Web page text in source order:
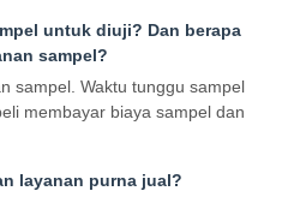
untuk diuji? Dan berapa
sampel?
sampel. Waktu tunggu sampel
membayar biaya sampel dan
layanan purna jual?